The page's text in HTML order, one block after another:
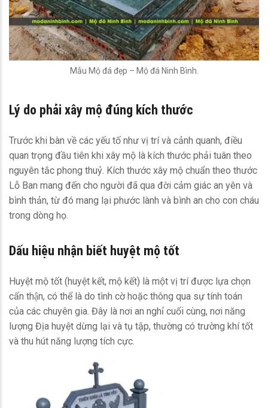
Mẫu Mộ đá đẹp – Mộ đá Ninh Bình.
Lý do phải xây mộ đúng kích thước
Trước khi bàn về các yếu tố như vị trí và cảnh quanh, điều
quan trọng đầu tiên khi xây mộ là kích thước phải tuân theo
nguyên tắc phong thuỷ. Kích thước xây mộ chuẩn theo thước
Lỗ Ban mang đến cho người đã qua đời cảm giác an yên và
bình thản, từ đó mang lại phước lành và bình an cho con cháu
trong dòng họ.
Dấu hiệu nhận biết huyệt mộ tốt
Huyệt mộ tốt (huyệt kết, mộ kết) là một vị trí được lựa chọn
cẩn thận, có thể là do tình cờ hoặc thông qua sự tính toán
của các chuyên gia. Đây là nơi an nghỉ cuối cùng, nơi năng
lượng Địa huyệt dừng lại và tụ tập, thường có trường khí tốt
và thu hút năng lượng tích cực.